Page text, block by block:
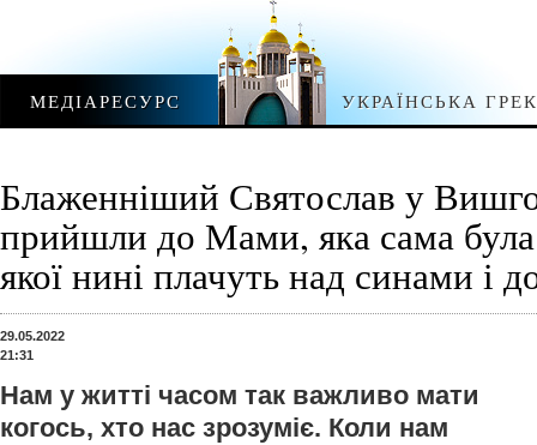
МЕДІАРЕСУРС УКРАЇНСЬКА
Блаженніший Святослав у
прийшли до Мами, яка сама
якої нині плачуть над синами і
29.05.2022
21:31
Нам у житті часом так важливо мати
когось, хто нас зрозуміє. Коли нам